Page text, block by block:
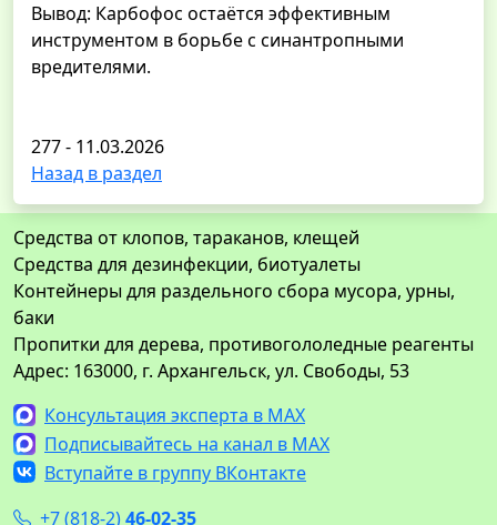
Вывод: Карбофос остаётся эффективным
инструментом в борьбе с синантропными
вредителями.
277 - 11.03.2026
Назад в раздел
Средства от клопов, тараканов, клещей
Средства для дезинфекции, биотуалеты
Контейнеры для раздельного сбора мусора, урны,
баки
Пропитки для дерева, противогололедные реагенты
Адрес: 163000, г. Архангельск, ул. Свободы, 53
Консультация эксперта в MAX
Подписывайтесь на канал в MAX
Вступайте в группу ВКонтакте
+7 (818-2)46-02-35